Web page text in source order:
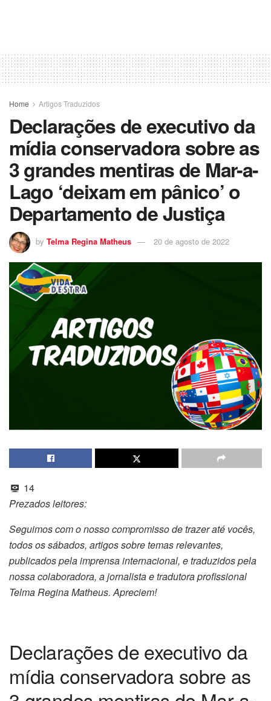
Home Artigos Traduzidos
Declarações de executivo da
mídia conservadora sobre as
3 grandes mentiras de Mar-a-
Lago ‘deixam em pânico’ o
Departamento de Justiça
by Telma Regina Matheus 20 de agosto de 2022
14
Prezados leitores:
Seguimos com o nosso compromisso de trazer até vocês,
todos os sábados, artigos sobre temas relevantes,
publicados pela imprensa internacional, e traduzidos pela
nossa colaboradora, a jornalista e tradutora profissional
Telma Regina Matheus. Apreciem!
Declarações de executivo da
mídia conservadora sobre as